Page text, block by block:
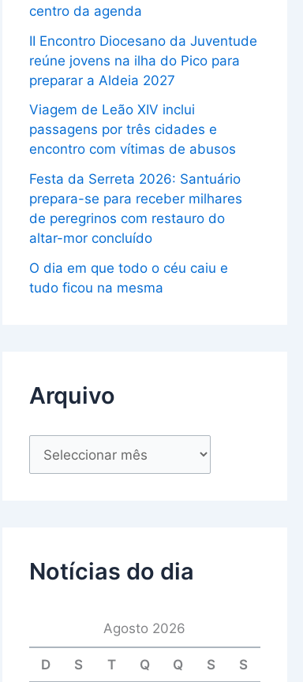
centro da agenda
II Encontro Diocesano da Juventude
reúne jovens na ilha do Pico para
preparar a Aldeia 2027
Viagem de Leão XIV inclui
passagens por três cidades e
encontro com vítimas de abusos
Festa da Serreta 2026: Santuário
prepara-se para receber milhares
de peregrinos com restauro do
altar-mor concluído
O dia em que todo o céu caiu e
tudo ficou na mesma
Arquivo
Notícias do dia
Agosto 2026
D S T Q Q S S